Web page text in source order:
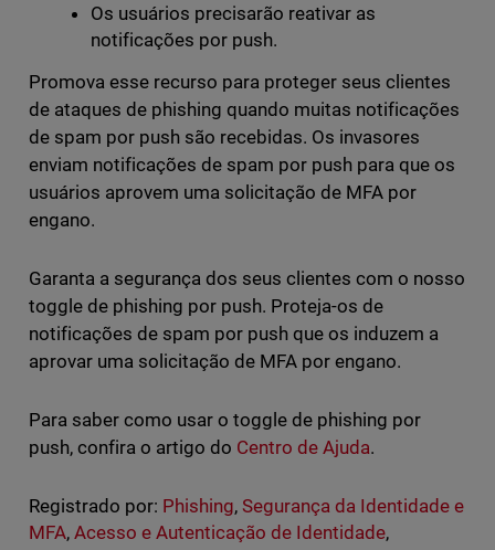
Os usuários precisarão reativar as
notificações por push.
Promova esse recurso para proteger seus clientes
de ataques de phishing quando muitas notificações
de spam por push são recebidas. Os invasores
enviam notificações de spam por push para que os
usuários aprovem uma solicitação de MFA por
engano.
Garanta a segurança dos seus clientes com o nosso
toggle de phishing por push. Proteja-os de
notificações de spam por push que os induzem a
aprovar uma solicitação de MFA por engano.
Para saber como usar o toggle de phishing por
push, confira o artigo do Centro de Ajuda.
Registrado por: Phishing, Segurança da Identidade e
MFA, Acesso e Autenticação de Identidade,